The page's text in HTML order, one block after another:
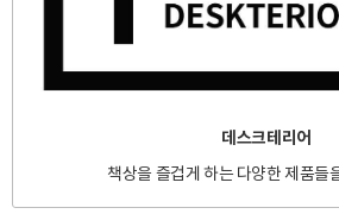
데스크테리어
책상을 즐겁게 하는 다양한 제품들